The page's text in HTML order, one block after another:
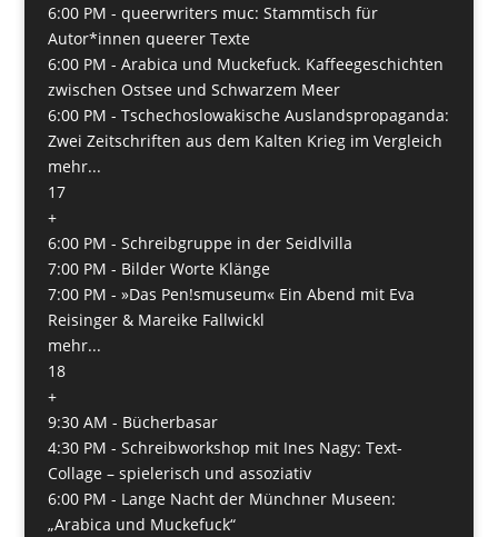
6:00 PM - queerwriters muc: Stammtisch für
Autor*innen queerer Texte
6:00 PM - Arabica und Muckefuck. Kaffeegeschichten
zwischen Ostsee und Schwarzem Meer
6:00 PM - Tschechoslowakische Auslandspropaganda:
Zwei Zeitschriften aus dem Kalten Krieg im Vergleich
mehr...
17
+
6:00 PM - Schreibgruppe in der Seidlvilla
7:00 PM - Bilder Worte Klänge
7:00 PM - »Das Pen!smuseum« Ein Abend mit Eva
Reisinger & Mareike Fallwickl
mehr...
18
+
9:30 AM - Bücherbasar
4:30 PM - Schreibworkshop mit Ines Nagy: Text-
Collage – spielerisch und assoziativ
6:00 PM - Lange Nacht der Münchner Museen:
„Arabica und Muckefuck“